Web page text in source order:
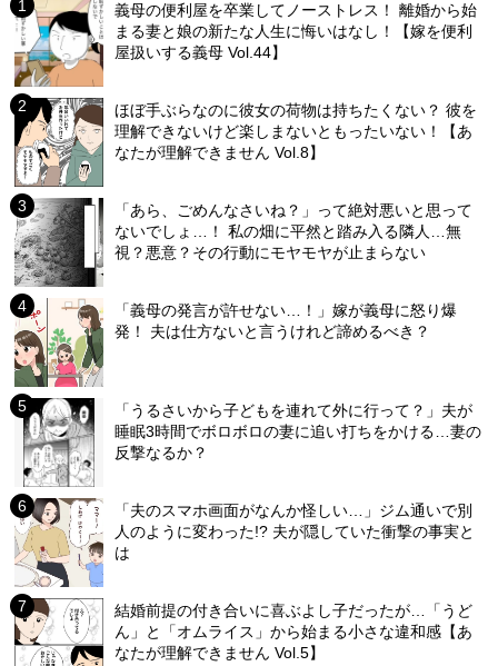
義母の便利屋を卒業してノーストレス！ 離婚から始
まる妻と娘の新たな人生に悔いはなし！【嫁を便利
屋扱いする義母 Vol.44】
ほぼ手ぶらなのに彼女の荷物は持ちたくない？ 彼を
理解できないけど楽しまないともったいない！【あ
なたが理解できません Vol.8】
「あら、ごめんなさいね？」って絶対悪いと思って
ないでしょ…！ 私の畑に平然と踏み入る隣人…無
視？悪意？その行動にモヤモヤが止まらない
「義母の発言が許せない…！」嫁が義母に怒り爆
発！ 夫は仕方ないと言うけれど諦めるべき？
「うるさいから子どもを連れて外に行って？」夫が
睡眠3時間でボロボロの妻に追い打ちをかける…妻の
反撃なるか？
「夫のスマホ画面がなんか怪しい…」ジム通いで別
人のように変わった!? 夫が隠していた衝撃の事実と
は
結婚前提の付き合いに喜ぶよし子だったが…「うど
ん」と「オムライス」から始まる小さな違和感【あ
なたが理解できません Vol.5】